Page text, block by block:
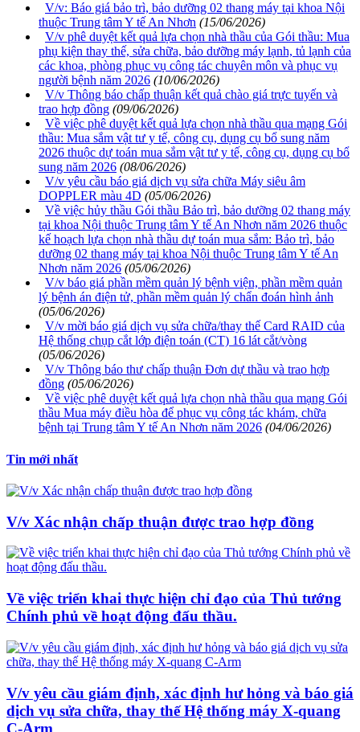
V/v: Báo giá bảo trì, bảo dưỡng 02 thang máy tại khoa Nội
thuộc Trung tâm Y tế An Nhơn (15/06/2026)
V/v phê duyệt kết quả lựa chọn nhà thầu của Gói thầu: Mua
phụ kiện thay thế, sửa chữa, bảo dưỡng máy lạnh, tủ lạnh của
các khoa, phòng phục vụ công tác chuyên môn và phục vụ
người bệnh năm 2026 (10/06/2026)
V/v Thông báo chấp thuận kết quả chào giá trực tuyến và
trao hợp đồng (09/06/2026)
Về việc phê duyệt kết quả lựa chọn nhà thầu qua mạng Gói
thầu: Mua sắm vật tư y tế, công cụ, dụng cụ bổ sung năm
2026 thuộc dự toán mua sắm vật tư y tế, công cụ, dụng cụ bổ
sung năm 2026 (08/06/2026)
V/v yêu cầu báo giá dịch vụ sửa chữa Máy siêu âm
DOPPLER màu 4D (05/06/2026)
Về việc hủy thầu Gói thầu Bảo trì, bảo dưỡng 02 thang máy
tại khoa Nội thuộc Trung tâm Y tế An Nhơn năm 2026 thuộc
kế hoạch lựa chọn nhà thầu dự toán mua sắm: Bảo trì, bảo
dưỡng 02 thang máy tại khoa Nội thuộc Trung tâm Y tế An
Nhơn năm 2026 (05/06/2026)
V/v báo giá phần mềm quản lý bệnh viện, phần mềm quản
lý bệnh án điện tử, phần mềm quản lý chẩn đoán hình ảnh
(05/06/2026)
V/v mời báo giá dịch vụ sửa chữa/thay thế Card RAID của
Hệ thống chụp cắt lớp điện toán (CT) 16 lát cắt/vòng
(05/06/2026)
V/v Thông báo thư chấp thuận Đơn dự thầu và trao hợp
đồng (05/06/2026)
Về việc phê duyệt kết quả lựa chọn nhà thầu qua mạng Gói
thầu Mua máy điều hòa để phục vụ công tác khám, chữa
bệnh tại Trung tâm Y tế An Nhơn năm 2026 (04/06/2026)
Tin mới nhất
V/v Xác nhận chấp thuận được trao hợp đồng
Về việc triển khai thực hiện chỉ đạo của Thủ tướng
Chính phủ về hoạt động đấu thầu.
V/v yêu cầu giám định, xác định hư hỏng và báo giá
dịch vụ sửa chữa, thay thế Hệ thống máy X-quang
C-Arm